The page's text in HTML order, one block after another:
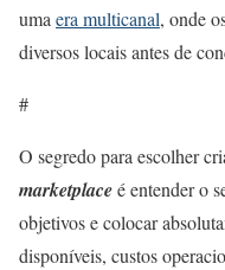
uma era multicanal, onde
diversos locais antes de
#
O segredo para escolher
marketplaceé entender o
objetivos e colocar
disponíveis, custos